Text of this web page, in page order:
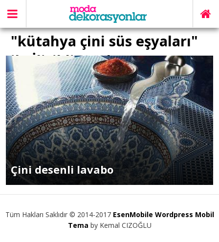
"kütahya çini süs eşyaları"
ile İlişikli yazılar
Çini desenli lavabo
Tüm Hakları Saklıdır © 2014-2017 EsenMobile Wordpress Mobil
Tema by Kemal CIZOĞLU